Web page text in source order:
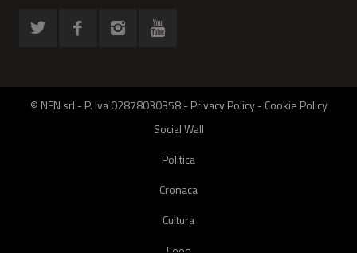
© NFN srl - P. Iva 02878030358 -Privacy Policy-Cookie Policy
Social Wall
Politica
Cronaca
Cultura